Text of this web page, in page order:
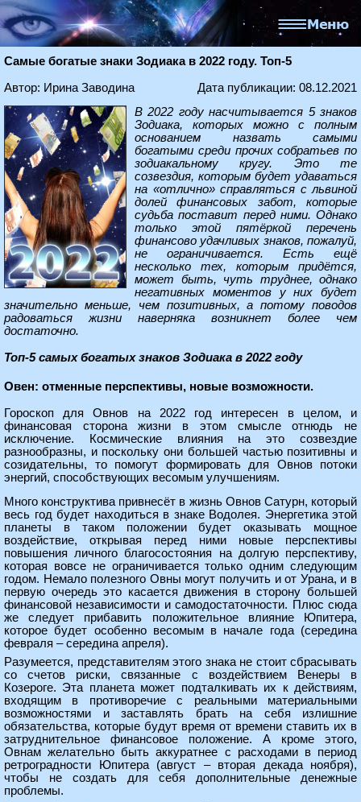
Самые богатые знаки Зодиака в 2022 году. Топ-5
Автор: Ирина Заводина
Дата публикации: 08.12.2021
В 2022 году насчитывается 5 знаков
Зодиака, которых можно с полным
основанием назвать самыми
богатыми среди прочих собратьев по
зодиакальному кругу. Это те
созвездия, которым будет удаваться
на «отлично» справляться с львиной
долей финансовых забот, которые
судьба поставит перед ними. Однако
только этой пятёркой перечень
финансово удачливых знаков, пожалуй,
не ограничивается. Есть ещё
несколько тех, которым придётся,
может быть, чуть труднее, однако
негативных моментов у них будет
значительно меньше, чем позитивных, а потому поводов
радоваться жизни наверняка возникнет более чем
достаточно.
Топ-5 самых богатых знаков Зодиака в 2022 году
Овен: отменные перспективы, новые возможности.
Гороскоп для Овнов на 2022 год интересен в целом, и
финансовая сторона жизни в этом смысле отнюдь не
исключение. Космические влияния на это созвездие
разнообразны, и поскольку они большей частью позитивны и
созидательны, то помогут формировать для Овнов потоки
энергий, способствующих весомым улучшениям.
Много конструктива привнесёт в жизнь Овнов Сатурн, который
весь год будет находиться в знаке Водолея. Энергетика этой
планеты в таком положении будет оказывать мощное
воздействие, открывая перед ними новые перспективы
повышения личного благосостояния на долгую перспективу,
которая вовсе не ограничивается только одним следующим
годом. Немало полезного Овны могут получить и от Урана, и в
первую очередь это касается движения в сторону большей
финансовой независимости и самодостаточности. Плюс сюда
же следует прибавить положительное влияние Юпитера,
которое будет особенно весомым в начале года (середина
февраля – середина апреля).
Разумеется, представителям этого знака не стоит сбрасывать
со счетов риски, связанные с воздействием Венеры в
Козероге. Эта планета может подталкивать их к действиям,
входящим в противоречие с реальными материальными
возможностями и заставлять брать на себя излишние
обязательства, которые будут время от времени ставить их в
затруднительное финансовое положение. А кроме этого,
Овнам желательно быть аккуратнее с расходами в период
ретроградности Юпитера (август – вторая декада ноября),
чтобы не создать для себя дополнительные денежные
проблемы.